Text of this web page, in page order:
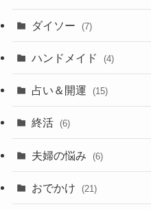
ダイソー (7)
ハンドメイド (4)
占い＆開運 (15)
終活 (6)
夫婦の悩み (6)
おでかけ (21)